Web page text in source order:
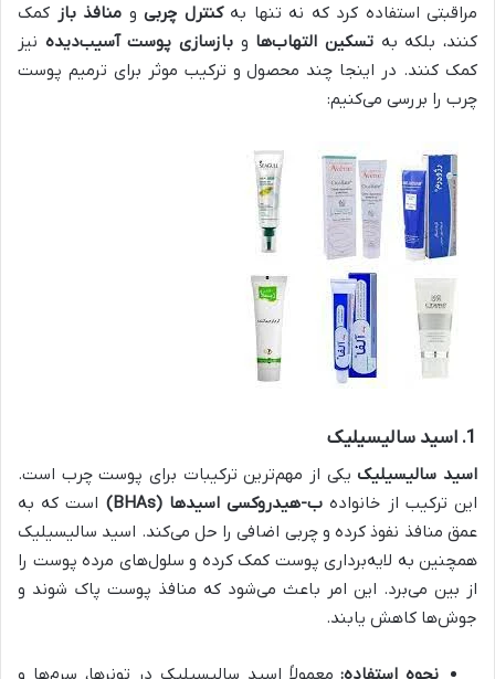
مراقبتی استفاده کرد که نه تنها بهکنترل چربی و منافذ باز کمک
کنند، بلکه به تسکین التهاب‌ها و بازسازی پوست آسیب‌دیده نیز
کمک کنند. در اینجا چند محصول و ترکیب موثر برای ترمیم پوست
چرب را بررسی می‌کنیم:
1. اسید سالیسیلیک
اسید سالیسیلیک یکی از مهم‌ترین ترکیبات برای پوست چرب است.
این ترکیب از خانواده ب-هیدروکسی اسیدها (BHAs)
است که به
عمق منافذ نفوذ کرده و چربی اضافی را حل می‌کند. اسید سالیسیلیک
همچنین به لایه‌برداری پوست کمک کرده و سلول‌های مرده پوست را
از بین می‌برد. این امر باعث می‌شود که منافذ پوست پاک شوند و
جوش‌ها کاهش یابند.